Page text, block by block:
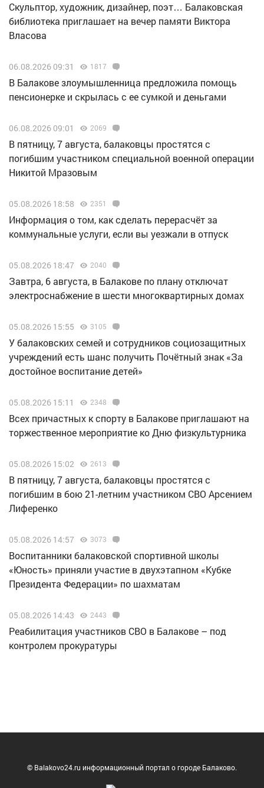
Скульптор, художник, дизайнер, поэт… Балаковская
библиотека приглашает на вечер памяти Виктора
Власова
06.08.2026 09:31 1817
В Балакове злоумышленница предложила помощь
пенсионерке и скрылась с ее сумкой и деньгами
06.08.2026 09:01 2069
В пятницу, 7 августа, балаковцы простятся с
погибшим участником специальной военной операции
Никитой Мразовым
05.08.2026 18:58 2351
Информация о том, как сделать перерасчёт за
коммунальные услуги, если вы уезжали в отпуск
05.08.2026 18:47 2040
Завтра, 6 августа, в Балакове по плану отключат
электроснабжение в шести многоквартирных домах
05.08.2026 15:55 3105
У балаковских семей и сотрудников социозащитных
учреждений есть шанс получить Почётный знак «За
достойное воспитание детей»
05.08.2026 15:11 2348
Всех причастных к спорту в Балакове приглашают на
торжественное мероприятие ко Дню физкультурника
05.08.2026 15:02 2613
В пятницу, 7 августа, балаковцы простятся с
погибшим в бою 21-летним участником СВО Арсением
Лиференко
05.08.2026 14:57 3073
Воспитанники балаковской спортивной школы
«Юность» приняли участие в двухэтапном «Кубке
Президента Федерации» по шахматам
05.08.2026 14:43 2443
Реабилитация участников СВО в Балакове – под
контролем прокуратуры
© Balakovo24.ru информационный портал о городе Балаково.